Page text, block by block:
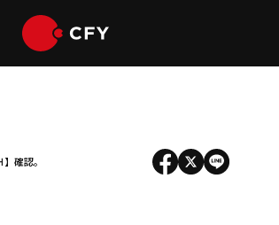
確認。